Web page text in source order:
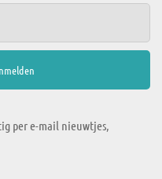
per e-mail nieuwtjes,